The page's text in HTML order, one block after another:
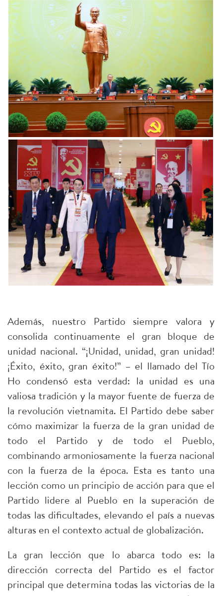
Además, nuestro Partido siempre valora y
consolida continuamente el gran bloque de
unidad nacional. “¡Unidad, unidad, gran unidad!
¡Éxito, éxito, gran éxito!” – el llamado del Tío
Ho condensó esta verdad: la unidad es una
valiosa tradición y la mayor fuente de fuerza de
la revolución vietnamita. El Partido debe saber
cómo maximizar la fuerza de la gran unidad de
todo el Partido y de todo el Pueblo,
combinando armoniosamente la fuerza nacional
con la fuerza de la época. Esta es tanto una
lección como un principio de acción para que el
Partido lidere al Pueblo en la superación de
todas las dificultades, elevando el país a nuevas
alturas en el contexto actual de globalización.
La gran lección que lo abarca todo es: la
dirección correcta del Partido es el factor
principal que determina todas las victorias de la